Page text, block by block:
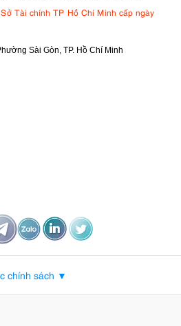
Tài chính TP Hồ Chí Minh cấp ngày
Sài Gòn, TP. Hồ Chí Minh
chính sách ▼